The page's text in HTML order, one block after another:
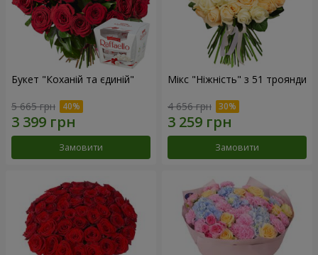
Букет "Коханій та єдиній"
5 665 грн
Замовити
Мікс "Ніжність" з 51 троянди
4 656 грн
Замовити